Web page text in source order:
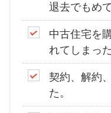
退去でもめ
中古住宅を
れてしまった
契約、解約
た。